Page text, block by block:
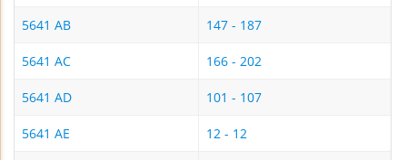
5641 AB 147 - 187
5641 AC 166 - 202
5641 AD 101 - 107
5641 AE 12 - 12